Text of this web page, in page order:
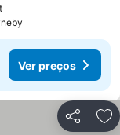
Ver preços
Partilhar